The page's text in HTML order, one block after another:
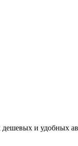
и удобных